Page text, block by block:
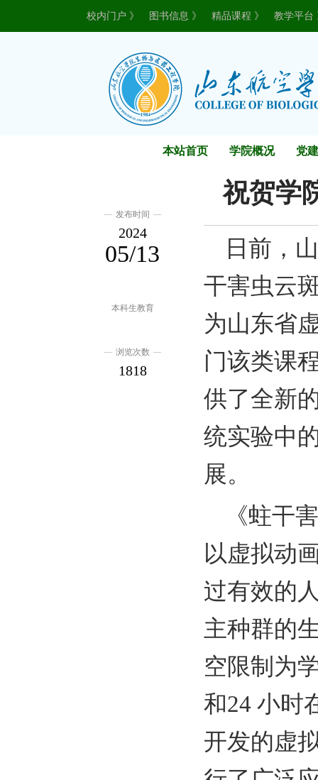
校内门户 》 图书信息 》 精品课程 》 教学平台
本站首页 学院概况 党
发布时间
2024
05/13
本科生教育
浏览次数
1818
祝贺学
日前，
干害虫云
为山东省
门该类课
供了全新
统实验中
展。
《蛀干
以虚拟动
过有效的
主种群的
空限制为
和24 小时
开发的虚